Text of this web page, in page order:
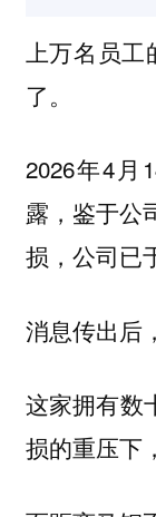
上万名员
了。
2026年4月
露，鉴于公
损，公司已
消息传出后
这家拥有数
损的重压下